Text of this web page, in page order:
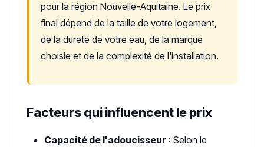
pour la région Nouvelle-Aquitaine. Le prix
final dépend de la taille de votre logement,
de la dureté de votre eau, de la marque
choisie et de la complexité de l'installation.
Facteurs qui influencent le prix
Capacité de l'adoucisseur : Selon le